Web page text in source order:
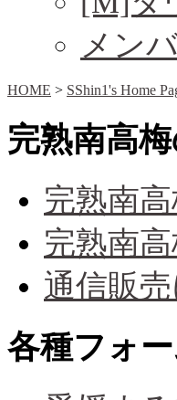
メン
HOME > SShin1's Home
完熟南高
完熟南
完熟南
通信販
各種フォ